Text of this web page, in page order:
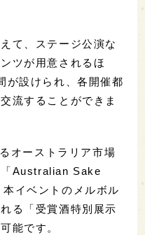
て、ステージ公演な
ツが用意されるほ
が設けられ、各開催都
流することができま
オーストラリア市場
「Australian Sake
イベントのメルボル
る「受賞酒特別展示
能です。